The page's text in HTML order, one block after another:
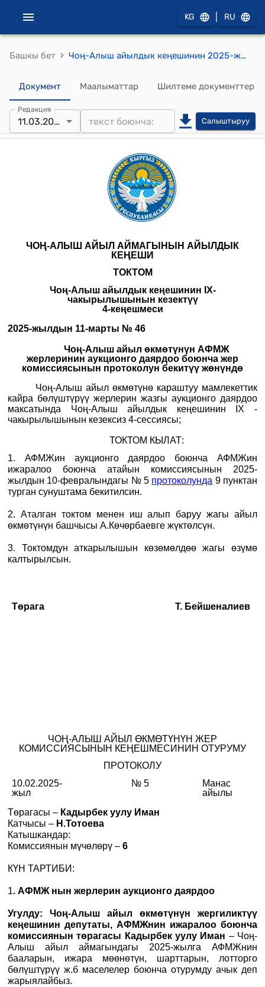
KG RU
Башкы бет › Чоң-Алыш айылдык кеңешинин 2025-жылдын 11-мартындагы № 46 "Чоң-Алыш айыл өкмөтүнүн АФМЖ жерлеринин аукционго даярдоо боюнча жер комиссиясынын протоколун бекитүү жөнүндө" токтому
Документ Маалыматтар Шилтеме документтер
Редакция
11.03.2025 Салыштыруу